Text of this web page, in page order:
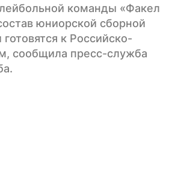
команды «Факел
юниорской сборной
к Российско-
сообщила пресс-служба